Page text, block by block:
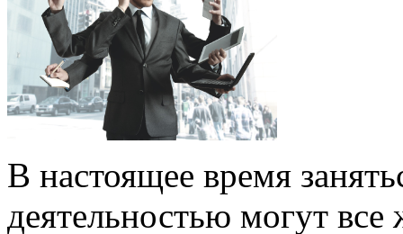
В настоящее время
деятельностью могут